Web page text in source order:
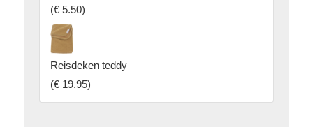
(€ 5.50)
Reisdeken teddy
(€ 19.95)